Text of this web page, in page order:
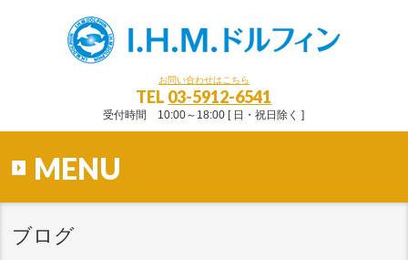
お問い合わせはこちら
TEL 03-5912-6541
受付時間 10:00～18:00 [ 日・祝日除く ]
MENU
ブログ